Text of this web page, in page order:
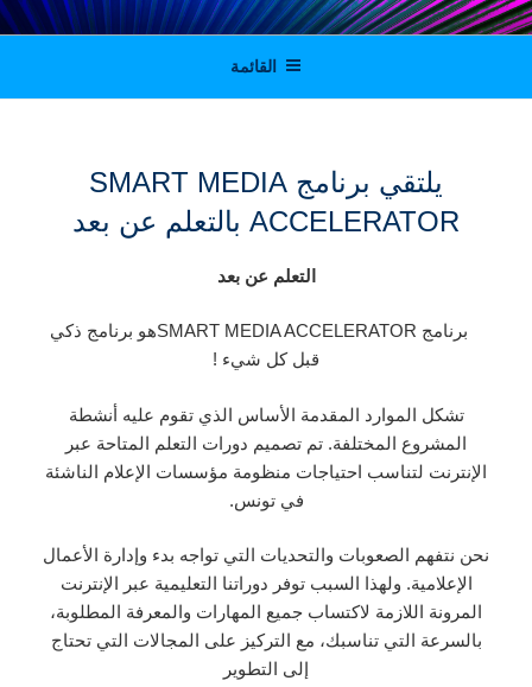
التجاوز
إلى
Digital solutions for viable journalism in
Tunisia, Morocco and Algeria
القائمة
يلتقي برنامج SMART MEDIA
ACCELERATOR بالتعلم عن بعد
التعلم عن بعد
برنامج SMART MEDIA ACCELERATORهو برنامج ذكي
قبل كل شيء !
تشكل الموارد المقدمة الأساس الذي تقوم عليه أنشطة
المشروع المختلفة. تم تصميم دورات التعلم المتاحة عبر
الإنترنت لتناسب احتياجات منظومة مؤسسات الإعلام الناشئة
في تونس.
نحن نتفهم الصعوبات والتحديات التي تواجه بدء وإدارة الأعمال
الإعلامية. ولهذا السبب توفر دوراتنا التعليمية عبر الإنترنت
المرونة اللازمة لاكتساب جميع المهارات والمعرفة المطلوبة،
بالسرعة التي تناسبك، مع التركيز على المجالات التي تحتاج
إلى التطوير